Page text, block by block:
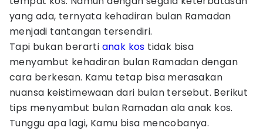
yang ada, ternyata kehadiran bulan Ramadan
menjadi tantangan tersendiri.
Tapi bukan berarti anak kos tidak bisa
menyambut kehadiran bulan Ramadan dengan
cara berkesan. Kamu tetap bisa merasakan
nuansa keistimewaan dari bulan tersebut. Berikut
tips menyambut bulan Ramadan ala anak kos.
Tunggu apa lagi, Kamu bisa mencobanya.